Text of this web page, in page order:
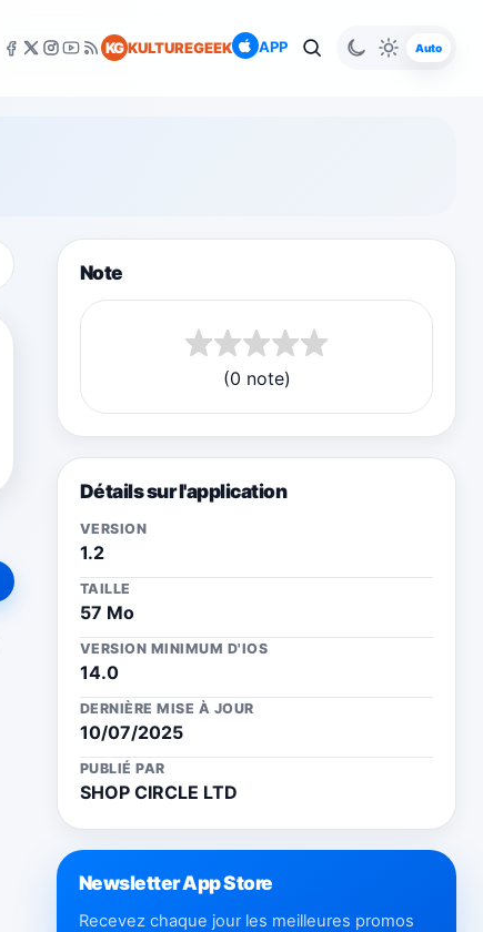
KG KULTUREGEEK APP Auto
Note
(0 note)
Détails sur l'application
VERSION
1.2
TAILLE
57 Mo
VERSION MINIMUM D'IOS
14.0
DERNIÈRE MISE À JOUR
10/07/2025
PUBLIÉ PAR
SHOP CIRCLE LTD
Newsletter App Store
Recevez chaque jour les meilleures promos